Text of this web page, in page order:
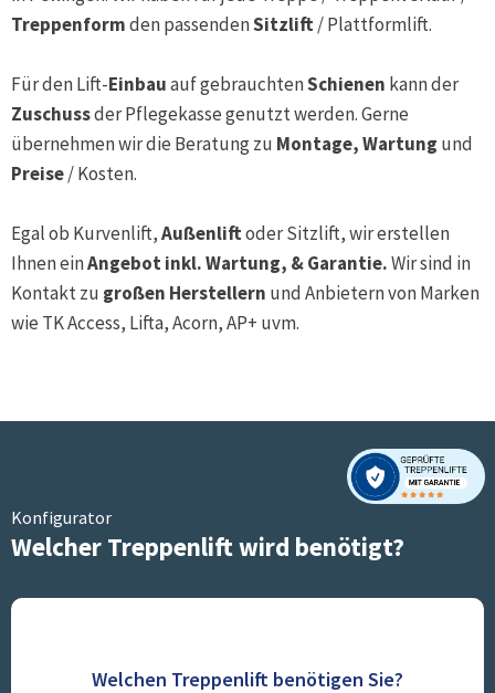
Treppenformden passendenSitzlift/ Plattformlift.
Für den Lift-Einbauauf gebrauchtenSchienen kann der
Zuschussder Pflegekasse genutzt werden. Gerne
übernehmen wir die Beratung zu Montage, Wartung und
Preise/ Kosten.
Egal ob Kurvenlift,Außenliftoder Sitzlift, wir erstellen
Ihnen einAngebot inkl. Wartung, & Garantie.Wir sind in
Kontakt zu großen Herstellern und Anbietern von Marken
wie TK Access, Lifta, Acorn, AP+ uvm.
Konfigurator
Welcher Treppenlift wird benötigt?
Welchen Treppenlift benötigen Sie?